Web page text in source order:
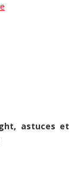
astuces et